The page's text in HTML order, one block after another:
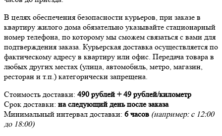
В целях обеспечения безопасности курьеров, при заказе в
квартиру жилого дома обязательно указывайте стационарный
номер телефона, по которому мы сможем связаться с вами для
подтверждения заказа. Курьерская доставка осуществляется по
фактическому адресу в квартиру или офис. Передача товара в
любых других местах (улица, автомобиль, метро, магазин,
ресторан и т.п.) категорически запрещена.
Стоимость доставки: 490 рублей + 49 рублей/километр
Срок доставки: на следующий день после заказа
Минимальный интервал доставки: 6 часов (например: с 12:00
до 18:00)